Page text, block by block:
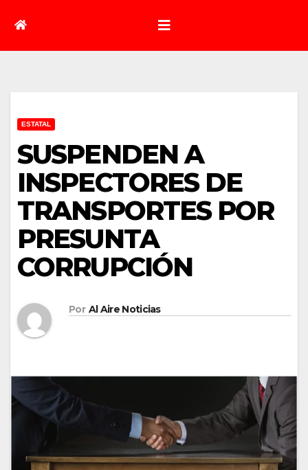
ESTATAL
SUSPENDEN A
INSPECTORES DE
TRANSPORTES POR
PRESUNTA
CORRUPCIÓN
Por Al Aire Noticias